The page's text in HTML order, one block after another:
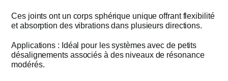
Ces joints ont un corps sphérique unique offrant flexibilité
et absorption des vibrations dans plusieurs directions.
Applications : Idéal pour les systèmes avec de petits
désalignements associés à des niveaux de résonance
modérés.